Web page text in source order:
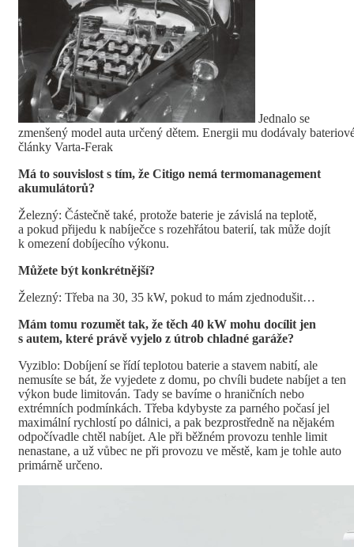
Jednalo se
zmenšený model auta určený dětem. Energii mu dodávaly
články Varta-Ferak
Má to souvislost s tím, že Citigo nemá termomanagement
akumulátorů?
Železný: Částečně také, protože baterie je závislá na teplotě,
a pokud přijedu k nabíječce s rozehřátou baterií, tak může dojít
k omezení dobíjecího výkonu.
Můžete být konkrétnější?
Železný: Třeba na 30, 35 kW, pokud to mám zjednodušit…
Mám tomu rozumět tak, že těch 40 kW mohu docílit jen
s autem, které právě vyjelo z útrob chladné garáže?
Vyziblo: Dobíjení se řídí teplotou baterie a stavem nabití, ale
nemusíte se bát, že vyjedete z domu, po chvíli budete nabíjet a ten
výkon bude limitován. Tady se bavíme o hraničních nebo
extrémních podmínkách. Třeba kdybyste za parného počasí jel
maximální rychlostí po dálnici, a pak bezprostředně na nějakém
odpočívadle chtěl nabíjet. Ale při běžném provozu tenhle limit
nenastane, a už vůbec ne při provozu ve městě, kam je tohle auto
primárně určeno.